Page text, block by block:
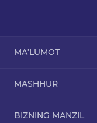
MA’LUMOT
Biz haqimizda
Mahsulot kafolati
MASHHUR
BIZNING MANZIL